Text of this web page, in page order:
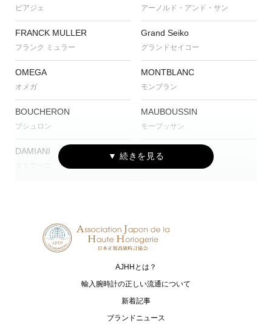
ピアジェ アーノルド・アンド・サン
FRANCK MULLER
フランク ミュラー
Grand Seiko
グランドセイコー
OMEGA
オメガ
MONTBLANC
モンブラン
BOUCHERON
ブシュロン
MAUBOUSSIN
モーブッサン
DAMIANI CVSTOS
G-SHOCK
ジーショック
Baby-G
ベイビージー
CAMPANOLA
カンパノラ
AJHHとは？
輸入腕時計の正しい流通について
新着記事
ブランドニュース